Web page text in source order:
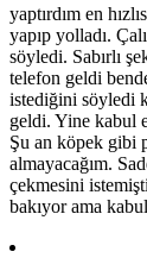
yaptırdım en
yapıp yolladı.
söyledi. Sabırlı
telefon geldi
istediğini söyledi
geldi. Yine kabul
Şu an köpek gibi
almayacağım.
çekmesini
bakıyor ama